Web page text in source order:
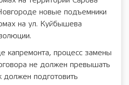
новые подъемники
на ул. Куйбышева
капремонта, процесс замены
не должен превышать
подготовить